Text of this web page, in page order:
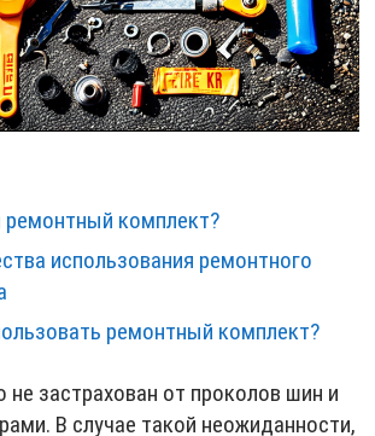
ремонтный комплект?
использования ремонтного
ремонтный комплект?
не застрахован от проколов шин и
В случае такой неожиданности,